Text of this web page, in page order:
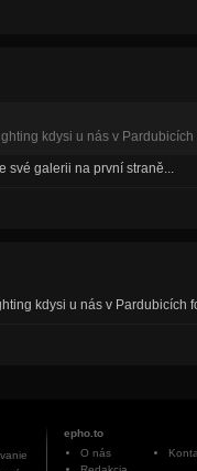
kdysi u nás v Pardubicích
své galerii na první straně...
kdysi u nás v Pardubicích
epho.to
O nás